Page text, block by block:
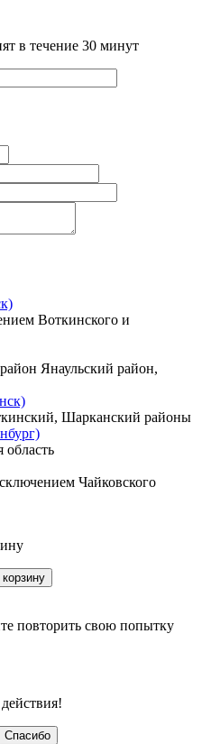
в течение 30 минут
Воткинского и
Янаульский район,
Шарканский районы
область
Чайковского
повторить свою попытку
Спасибо